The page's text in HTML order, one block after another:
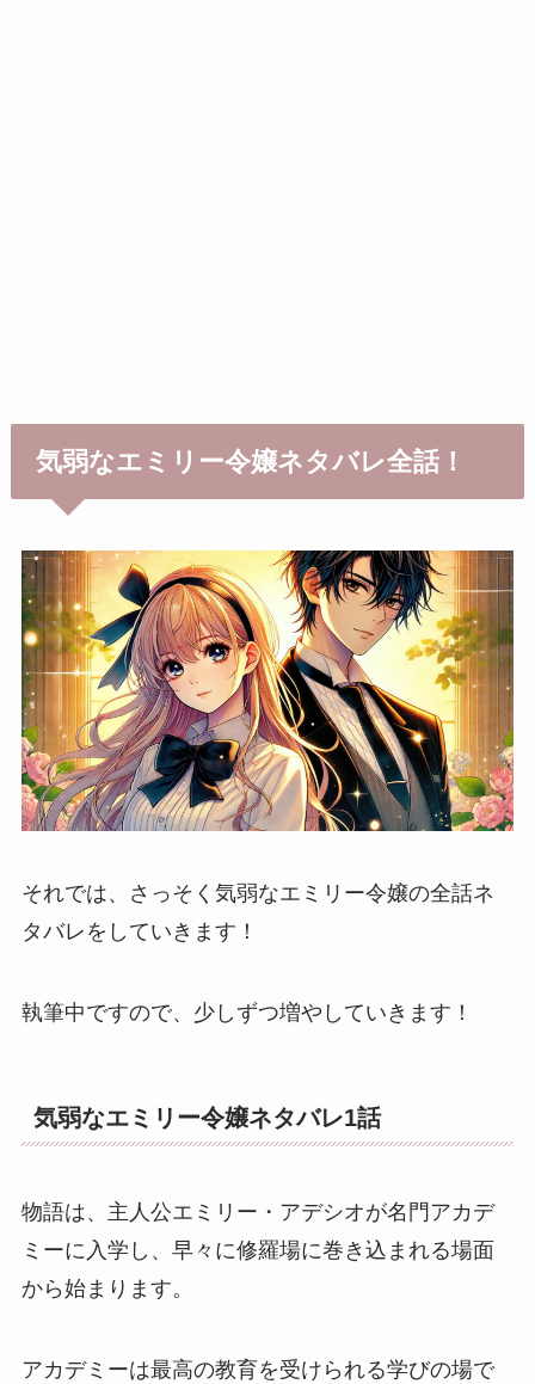
気弱なエミリー令嬢ネタバレ全話！
それでは、さっそく気弱なエミリー令嬢の全話ネ
タバレをしていきます！
執筆中ですので、少しずつ増やしていきます！
気弱なエミリー令嬢ネタバレ1話
物語は、主人公エミリー・アデシオが名門アカデ
ミーに入学し、早々に修羅場に巻き込まれる場面
から始まります。
アカデミーは最高の教育を受けられる学びの場で